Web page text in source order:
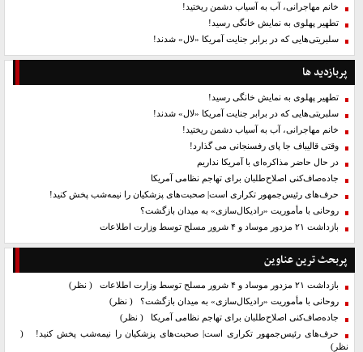
خانم مهاجرانی، آب به آسیاب دشمن ریختید!
تطهیر پهلوی به نمایش خانگی رسید!
سلبریتی‌هایی که در برابر جنایت آمریکا «لال» شدند!
پربازدید ها
تطهیر پهلوی به نمایش خانگی رسید!
سلبریتی‌هایی که در برابر جنایت آمریکا «لال» شدند!
خانم مهاجرانی، آب به آسیاب دشمن ریختید!
وقتی قالیباف جا پای رفسنجانی می گذارد!
در حال حاضر مذاکره‌ای با آمریکا نداریم
جاده‌صاف‌کنی اصلاح‌طلبان برای تهاجم نظامی آمریکا
حرف‌های رئیس‌جمهور تکراری است| صحبت‌های پزشکیان را نیمه‌شب پخش کنید!
روحانی با مأموریت «رادیکال‌سازی» به میدان بازگشت؟
بازداشت ۲۱ مزدور موساد و ۴ شرور مسلح توسط وزارت اطلاعات
پربحث ترین عناوین
بازداشت ۲۱ مزدور موساد و ۴ شرور مسلح توسط وزارت اطلاعات
( نظر)
روحانی با مأموریت «رادیکال‌سازی» به میدان بازگشت؟ ( نظر)
جاده‌صاف‌کنی اصلاح‌طلبان برای تهاجم نظامی آمریکا
( نظر)
حرف‌های رئیس‌جمهور تکراری است| صحبت‌های پزشکیان را نیمه‌شب پخش کنید!
(
نظر)